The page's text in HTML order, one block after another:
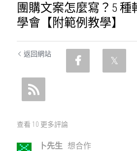
團購文案怎麼寫？5 種
學會【附範例教學】
返回網站
查看 10 更多評論
卜先生 想合作